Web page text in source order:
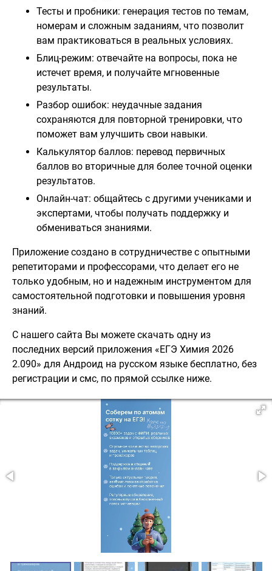
Тесты и пробники: генерация тестов по темам,
номерам и сложным заданиям, что позволит
вам практиковаться в реальных условиях.
Блиц-режим: отвечайте на вопросы, пока не
истечет время, и получайте мгновенные
результаты.
Разбор ошибок: неудачные задания
сохраняются для повторной тренировки, что
поможет вам улучшить свои навыки.
Калькулятор баллов: перевод первичных
баллов во вторичные для более точной оценки
результатов.
Онлайн-чат: общайтесь с другими учениками и
экспертами, чтобы получать поддержку и
обмениваться знаниями.
Приложение создано в сотрудничестве с опытными
репетиторами и профессорами, что делает его не
только удобным, но и надежным инструментом для
самостоятельной подготовки и повышения уровня
знаний.
С нашего сайта Вы можете скачать одну из
последних версий приложения «ЕГЭ Химия 2026
2.090» для Андроид на русском языке бесплатно, без
регистрации и смс, по прямой ссылке ниже.